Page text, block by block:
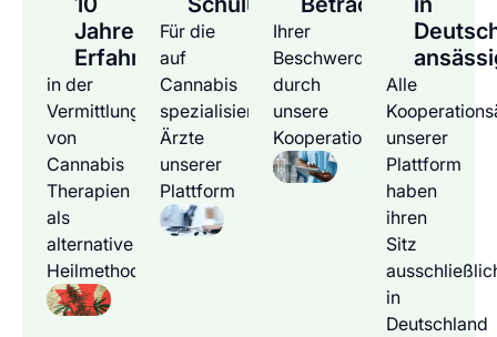
Jahre
Erfahrung
in der
Vermittlung
von
Cannabis
Therapien
als
alternative
Heilmethode
Für die
auf
Cannabis
spezialisierten
Ärzte
unserer
Plattform
Ihrer
Beschwerden
durch
unsere
Kooperationsärzte
Alle
unserer
Plattform
haben
ihren
Sitz
in
Deutschland